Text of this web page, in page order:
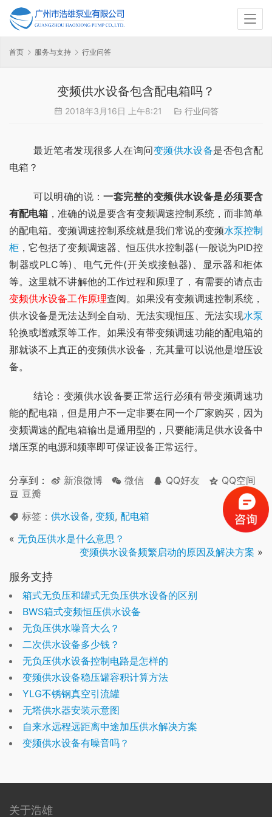
首页 服务与支持 行业问答
变频供水设备包含配电箱吗？
2018年3月16日 上午8:21 行业问答
	最近笔者发现很多人在询问
变频供水设备是否包含配
电箱？
	可以明确的说：
一套完整的变频供水设备是必须要含
有配电箱 ，准确的说是要含有变频调速控制系统，而非简单
的配电箱。变频调速控制系统就是我们常说的变频水泵控制
柜 ，它包括了变频调速器、恒压供水控制器(一般说为PID控
制器或PLC等)、电气元件(开关或接触器)、显示器和柜体
等。这里就不讲解他的工作过程和原理了，有需要的请点击
变频供水设备工作原理查阅。如果没有变频调速控制系统，
供水设备是无法达到全自动、无法实现恒压、无法实现水泵
轮换或增减泵等工作。如果没有带变频调速功能的配电箱的
那就谈不上真正的变频供水设备，充其量可以说他是增压设
备。
	结论：变频供水设备要正常运行必须有带变频调速功
能的配电箱，但是用户不一定非要在同一个厂家购买，因为
变频调速的配电箱输出是通用型的，只要能满足供水设备中
增压泵的电源和频率即可保证设备正常运行。
分享到： 新浪微博 微信 QQ好友
QQ空间
豆瓣
标签： 供水设备, 变频, 配电箱
« 无负压供水是什么意思？
变频供水设备频繁启动的原因及解决方案 »
服务支持
箱式无负压和罐式无负压供水设备的区别
BWS箱式变频恒压供水设备
无负压供水噪音大么？
二次供水设备多少钱？
无负压供水设备控制电路是怎样的
变频供水设备稳压罐容积计算方法
YLG不锈钢真空引流罐
无塔供水器安装示意图
自来水远程远距离中途加压供水解决方案
变频供水设备有噪音吗？
关于浩雄